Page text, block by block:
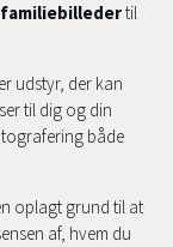
til
udstyr, der kan
til dig og din
både
oplagt grund til at
af, hvem du